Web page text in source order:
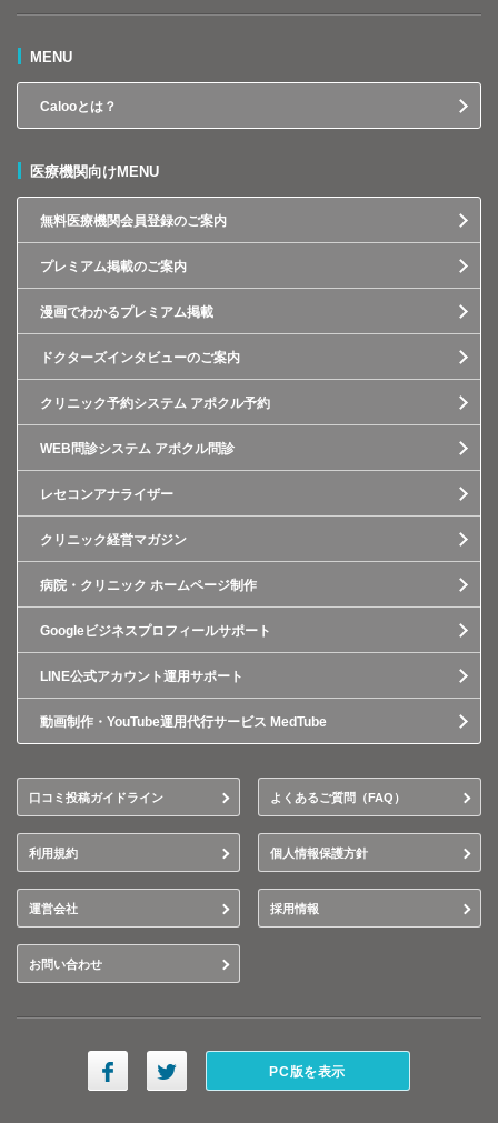
MENU
Calooとは？
医療機関向けMENU
無料医療機関会員登録のご案内
プレミアム掲載のご案内
漫画でわかるプレミアム掲載
ドクターズインタビューのご案内
クリニック予約システム アポクル予約
WEB問診システム アポクル問診
レセコンアナライザー
クリニック経営マガジン
病院・クリニック ホームページ制作
Googleビジネスプロフィールサポート
LINE公式アカウント運用サポート
動画制作・YouTube運用代行サービス MedTube
口コミ投稿ガイドライン よくあるご質問（FAQ）
利用規約 個人情報保護方針
運営会社 採用情報
お問い合わせ
PC版を表示